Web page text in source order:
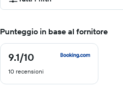
Punteggio in base al fornitore
9.1/10
9.1
10
10 recensioni